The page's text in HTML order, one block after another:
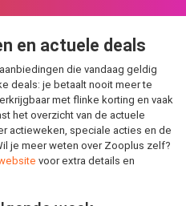
en actuele deals
die vandaag geldig
deals: je betaalt nooit meer te
met flinke korting en vaak
het overzicht van de actuele
actieweken, speciale acties en de
je meer weten over Zooplus zelf?
voor extra details en